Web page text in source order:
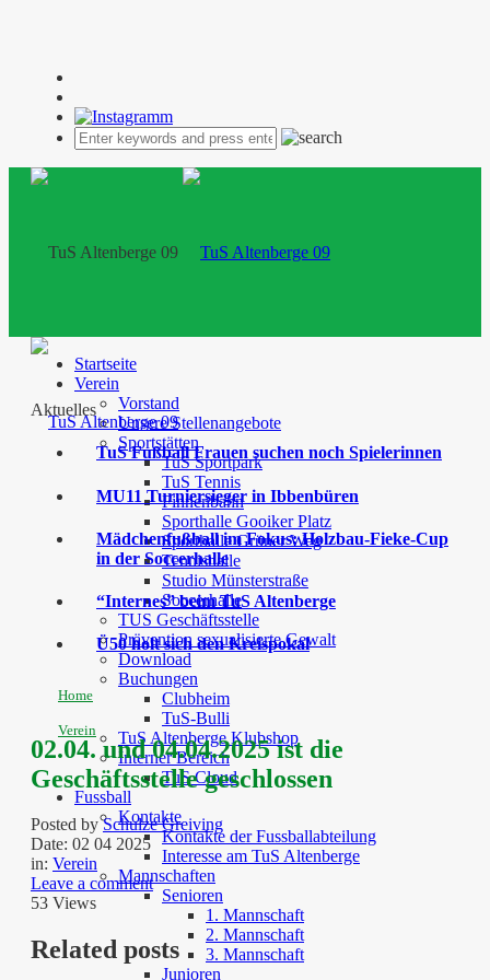
Startseite
Verein
Vorstand
Unsere Stellenangebote
Sportstätten
TuS Sportpark
TuS Tennis
Finnenbahn
Sporthalle Gooiker Platz
Sporthalle Grüner Weg
Tennishalle
Studio Münsterstraße
Soccerhalle
TUS Geschäftsstelle
Prävention sexualisierte Gewalt
Download
Buchungen
Clubheim
TuS-Bulli
TuS Altenberge Klubshop
Interner Bereich
TuS Cloud
Fussball
Kontakte
Kontakte der Fussballabteilung
Interesse am TuS Altenberge
Mannschaften
Senioren
1. Mannschaft
2. Mannschaft
3. Mannschaft
Junioren
Aktuelles
TuS Fußball Frauen suchen noch Spielerinnen
MU11 Turniersieger in Ibbenbüren
Mädchenfußball im Fokus: Holzbau-Fieke-Cup
in der Soccerhalle
“Internes” beim TuS Altenberge
Ü50 holt sich den Kreispokal
Home
Verein
02.04. und 04.04.2025 ist die
Geschäftsstelle geschlossen
Posted bySchulze Greiving
Date: 02 04 2025
in: Verein
Leave a comment
53 Views
Related posts